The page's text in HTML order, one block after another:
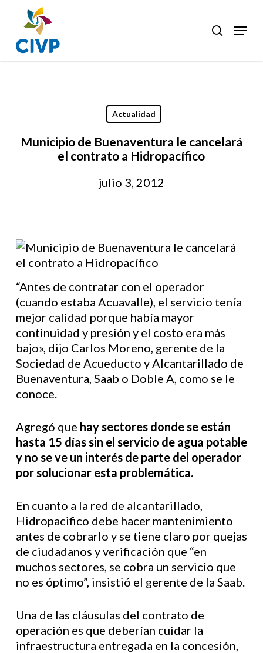
main
content
search
Menu
Actualidad
Municipio de Buenaventura le cancelará
el contrato a Hidropacífico
julio 3, 2012
“Antes de contratar con el operador
(cuando estaba Acuavalle), el servicio tenía
mejor calidad porque había mayor
continuidad y presión y el costo era más
bajo», dijo Carlos Moreno, gerente de la
Sociedad de Acueducto y Alcantarillado de
Buenaventura, Saab o Doble A, como se le
conoce.
Agregó que hay sectores donde se están
hasta 15 días sin el servicio de agua potable
y no se ve un interés de parte del operador
por solucionar esta problemática.
En cuanto a la red de alcantarillado,
Hidropacifico debe hacer mantenimiento
antes de cobrarlo y se tiene claro por quejas
de ciudadanos y verificación que “en
muchos sectores, se cobra un servicio que
no es óptimo”, insistió el gerente de la Saab.
Una de las cláusulas del contrato de
operación es que deberían cuidar la
infraestructura entregada en la concesión,
Close